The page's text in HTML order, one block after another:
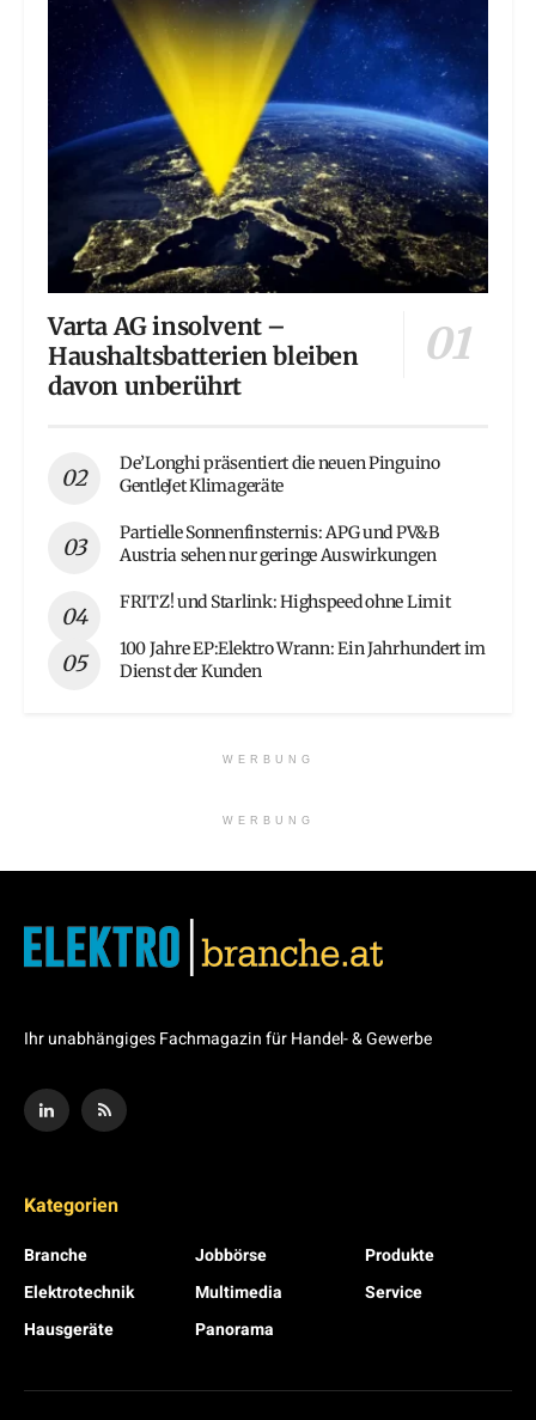
Varta AG insolvent –
Haushaltsbatterien bleiben
davon unberührt
De’Longhi präsentiert die neuen Pinguino
GentleJet Klimageräte
Partielle Sonnenfinsternis: APG und PV&B
Austria sehen nur geringe Auswirkungen
FRITZ! und Starlink: Highspeed ohne Limit
100 Jahre EP:Elektro Wrann: Ein Jahrhundert im
Dienst der Kunden
WERBUNG
WERBUNG
Ihr unabhängiges Fachmagazin für Handel- & Gewerbe
Kategorien
Branche
Elektrotechnik
Hausgeräte
Jobbörse
Multimedia
Panorama
Produkte
Service